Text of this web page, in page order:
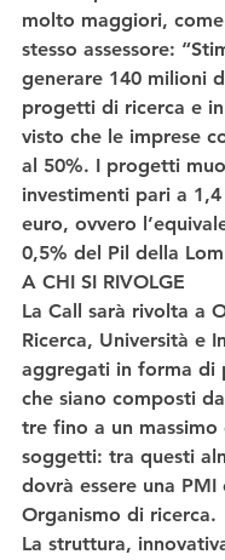
molto maggiori,
stesso assessore:
generare 140 milioni
progetti di ricerca e
visto che le imprese
al 50%. I progetti
investimenti pari a
euro, ovvero
0,5% del Pil della
A CHI SI RIVOLGE
La Call sarà rivolta a
Ricerca, Università e
aggregati in forma di
che siano composti
tre fino a un
soggetti: tra questi
dovrà essere una PMI
Organismo di ricerca.
La struttura,